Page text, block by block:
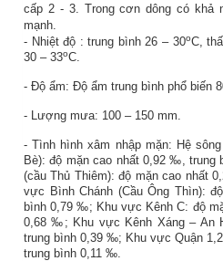
cấp 2 - 3. Trong cơn dông có khả
mạnh.
- Nhiệt độ :trung bình 26 – 30oC,
30 – 33oC.
- Độ ẩm: Độ ẩm trung bình phổ biến
- Lượng mưa: 100 – 150 mm.
- Tình hình xâm nhập mặn: Hệ
Bè): độ mặn cao nhất 0,92 ‰,
(cầu Thủ Thiêm): độ mặn cao nhất
vực Bình Chánh (Cầu Ông Thìn):
bình 0,79 ‰; Khu vực Kênh C: độ
0,68 ‰; Khu vực Kênh Xáng – An
trung bình 0,39 ‰; Khu vực Quận
trung bình 0,11 ‰.